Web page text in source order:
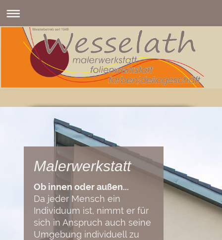
Malerwerkstatt
Ob innen oder außen...
Da jeder Mensch ein
Individuum ist, nimmt er für
sich in Anspruch auch seine
Umgebung individuell zu